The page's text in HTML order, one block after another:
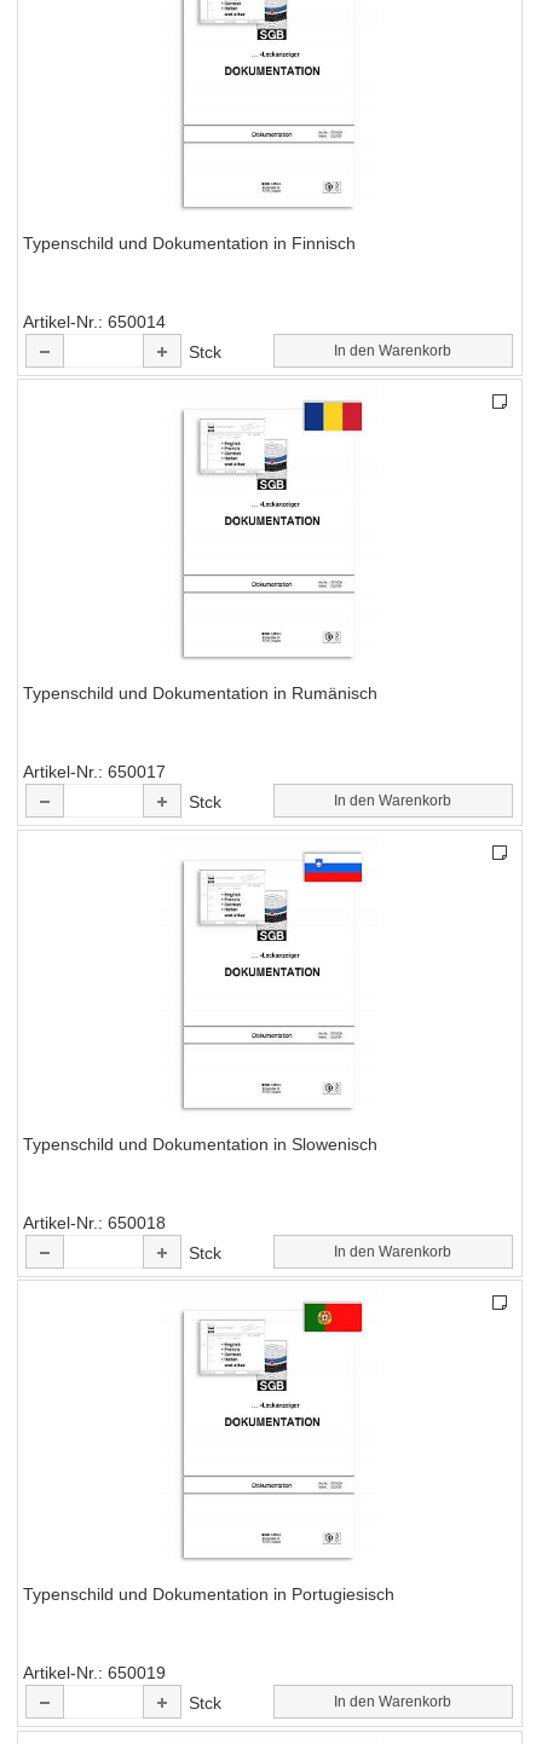
Typenschild und Dokumentation in Finnisch
Artikel-Nr.
650014
Stck
In den Warenkorb
Typenschild und Dokumentation in Rumänisch
Artikel-Nr. 650017
Stck
In den Warenkorb
Typenschild und Dokumentation in Slowenisch
Artikel-Nr.
650018
Stck
In den Warenkorb
Typenschild und Dokumentation in Portugiesisch
Artikel-Nr. 650019
Stck
In den Warenkorb